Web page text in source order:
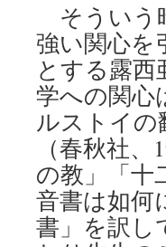
そういう
強い関心を
とする露
学への関心
ルストイの
（春秋社
の教」「十
音書は如何
書」を訳し